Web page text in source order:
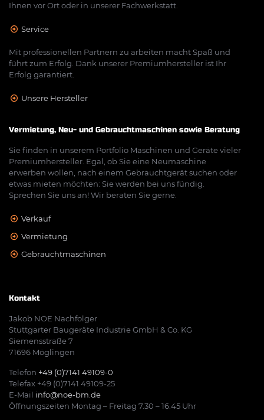
Ihnen vor Ort oder in unserer Fachwerkstatt.
Service
Mit professionellen Partnern zu arbeiten macht Spaß und
führt zum Erfolg. Dank unserer Premiumhersteller ist Ihr
Erfolg garantiert.
Unsere Hersteller
Vermietung, Neu- und Gebrauchtmaschinen sowie Beratung
Sie finden in unserem Portfolio Maschinen und Geräte vieler
Premiumhersteller. Egal, ob Sie eine Neumaschine
erwerben wollen, nach einem Gebrauchtgerät suchen oder
etwas mieten möchten: Sie werden bei uns fündig.
Sprechen Sie uns an! Wir beraten Sie gerne.
Verkauf
Vermietung
Gebrauchtmaschinen
Kontakt
Jakob NOE Nachfolger
Stuttgarter Baugeräte Industrie GmbH & Co. KG
Siemensstraße 7
71696 Möglingen
Telefon +49 (0)7141 49109-0
Telefax +49 (0)7141 49109-25
E-Mail info@noe-bm.de
Öffnungszeiten Montag – Freitag 7.30 – 16.45 Uhr